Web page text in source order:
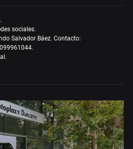
sociales.
Salvador Báez. Contacto: